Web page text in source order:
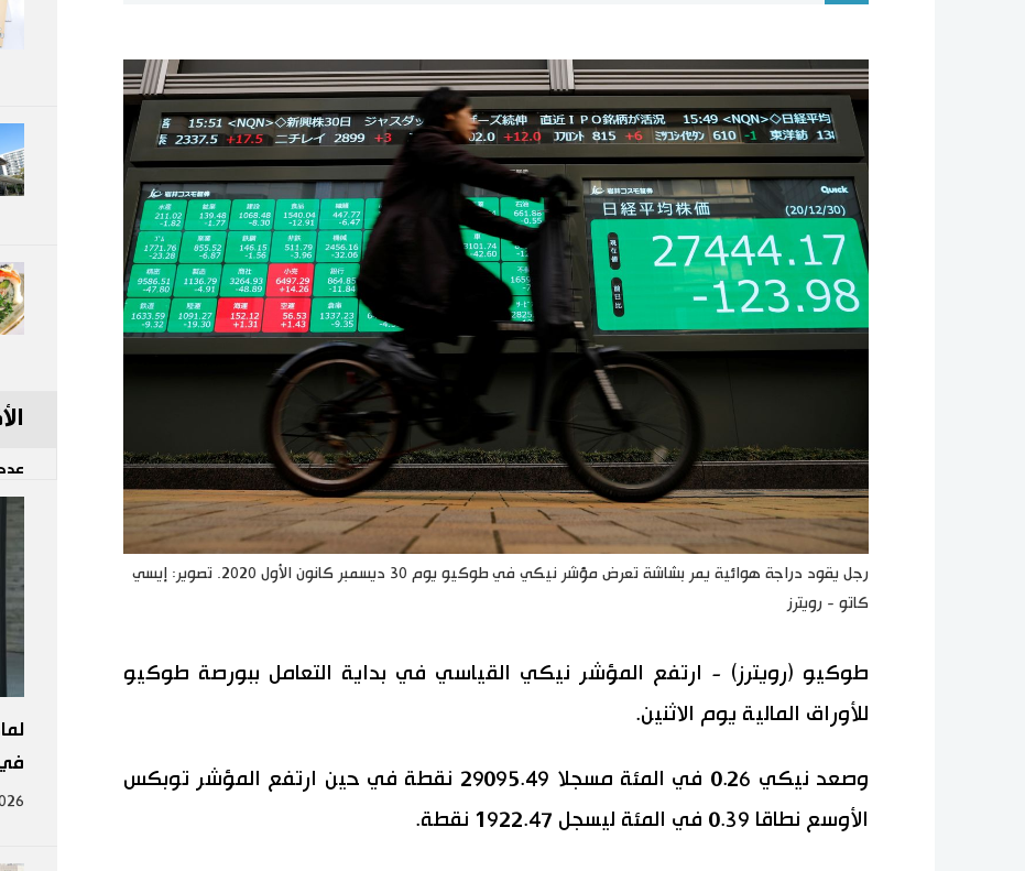
رجل يقود دراجة هوائية يمر بشاشة تعرض مؤشر نيكي في طوكيو يوم 30 ديسمبر كانون الأول 2020. تصوير: إيسي
كاتو - رويترز
طوكيو (رويترز) - ارتفع المؤشر نيكي القياسي في بداية التعامل ببورصة طوكيو
للأوراق المالية يوم الاثنين.
وصعد نيكي 0.26 في المئة مسجلا 29095.49 نقطة في حين ارتفع المؤشر توبكس
الأوسع نطاقا 0.39 في المئة ليسجل 1922.47 ‬نقطة.
عدد